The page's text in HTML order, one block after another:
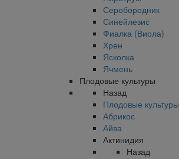
Серобородник
Синейлезис
Фиалка (Виола)
Хрен
Ясколка
Ячмень
Плодовые культуры
Назад
Плодовые культуры
Абрикос
Айва
Актинидия
Назад